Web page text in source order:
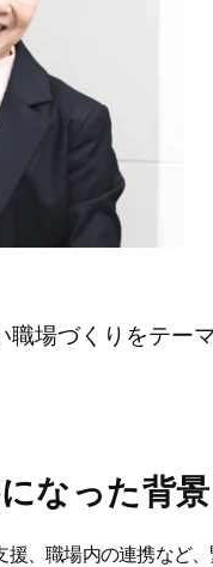
場づくりをテー
なった背景
、職場内の連携など